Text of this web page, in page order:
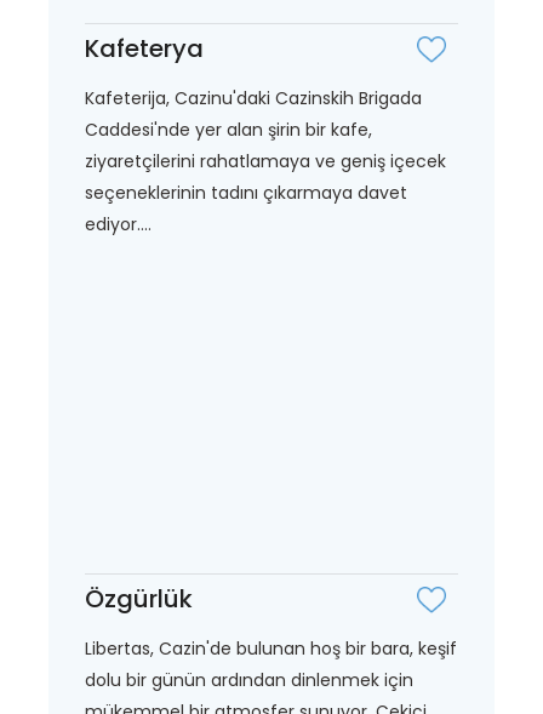
Kafeterya
Kafeterija, Cazinu'daki Cazinskih Brigada
Caddesi'nde yer alan şirin bir kafe,
ziyaretçilerini rahatlamaya ve geniş içecek
seçeneklerinin tadını çıkarmaya davet
ediyor....
Özgürlük
Libertas, Cazin'de bulunan hoş bir bara, keşif
dolu bir günün ardından dinlenmek için